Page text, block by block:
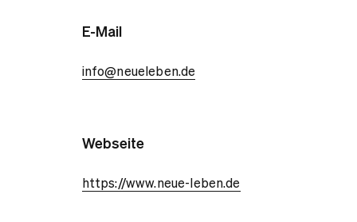
E-Mail
info@neueleben.de
Webseite
https://www.neue-leben.de